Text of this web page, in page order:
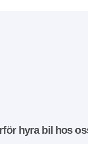
hyra bil hos